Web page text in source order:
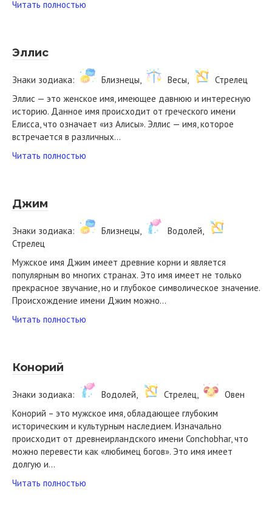
Читать полностью
Эллис
Знаки зодиака: Близнецы, Весы,
Стрелец
Эллис — это женское имя, имеющее давнюю и интересную
историю. Данное имя происходит от греческого имени
Елисса, что означает «из Алисы». Эллис — имя, которое
встречается в различных…
Читать полностью
Джим
Знаки зодиака: Близнецы,
Водолей,
Стрелец
Мужское имя Джим имеет древние корни и является
популярным во многих странах. Это имя имеет не только
прекрасное звучание, но и глубокое символическое значение.
Происхождение имени Джим можно…
Читать полностью
Конорий
Знаки зодиака: Водолей, Стрелец,
Овен
Конорий – это мужское имя, обладающее глубоким
историческим и культурным наследием. Изначально
происходит от древнеирландского имени Conchobhar, что
можно перевести как «любимец богов». Это имя имеет
долгую и…
Читать полностью